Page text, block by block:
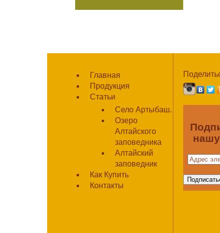
Главная
Продукция
Статьи
Село Артыбаш.
Озеро
Алтайского
заповедника
Алтайский
заповедник
Как Купить
Контакты